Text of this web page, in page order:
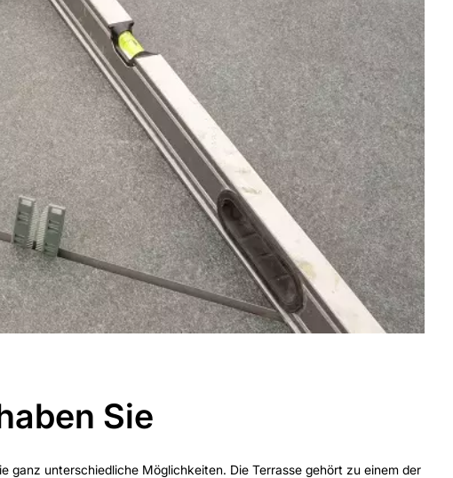
Sie
ganz unterschiedliche Möglichkeiten. Die Terrasse gehört zu einem der